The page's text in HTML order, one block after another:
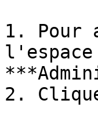
1. Pour
2.